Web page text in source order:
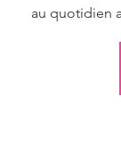
au quotidien